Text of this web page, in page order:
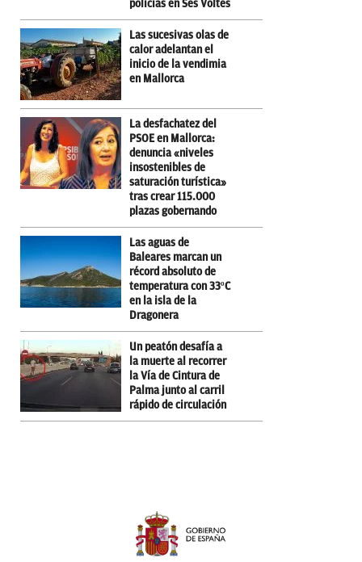
policías en Ses Voltes
Las sucesivas olas de
calor adelantan el
inicio de la vendimia
en Mallorca
La desfachatez del
PSOE en Mallorca:
denuncia «niveles
insostenibles de
saturación turística»
tras crear 115.000
plazas gobernando
Las aguas de
Baleares marcan un
récord absoluto de
temperatura con 33ºC
en la isla de la
Dragonera
Un peatón desafía a
la muerte al recorrer
la Vía de Cintura de
Palma junto al carril
rápido de circulación